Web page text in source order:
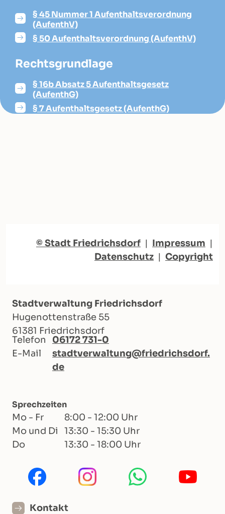
§ 45 Nummer 1 Aufenthaltsverordnung
(AufenthV)
§ 50 Aufenthaltsverordnung (AufenthV)
Rechtsgrundlage
§ 16b Absatz 5 Aufenthaltsgesetz
(AufenthG)
§ 7 Aufenthaltsgesetz (AufenthG)
© Stadt Friedrichsdorf | Impressum |
Datenschutz | Copyright
Stadtverwaltung Friedrichsdorf
Hugenottenstraße 55
61381 Friedrichsdorf
Telefon
06172 731-0
E-Mail
stadtverwaltung@friedrichsdorf.
de
Sprechzeiten
Mo - Fr
8:00 - 12:00 Uhr
Mo und Di
13:30 - 15:30 Uhr
Do
13:30 - 18:00 Uhr
Kontakt